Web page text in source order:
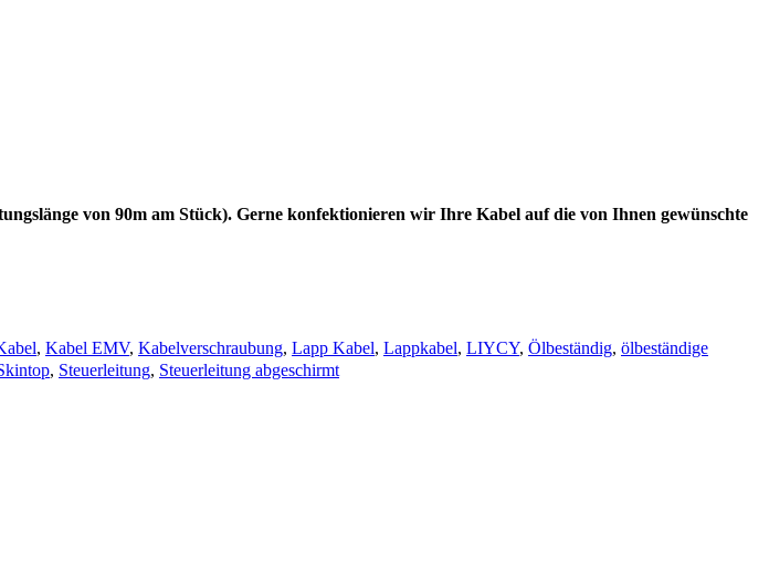
von 90m am Stück). Gerne konfektionieren wir Ihre Kabel auf die von Ihnen gewünschte
, Kabel EMV, Kabelverschraubung, Lapp Kabel, Lappkabel, LIYCY, Ölbeständig, ölbeständige
, Steuerleitung, Steuerleitung abgeschirmt